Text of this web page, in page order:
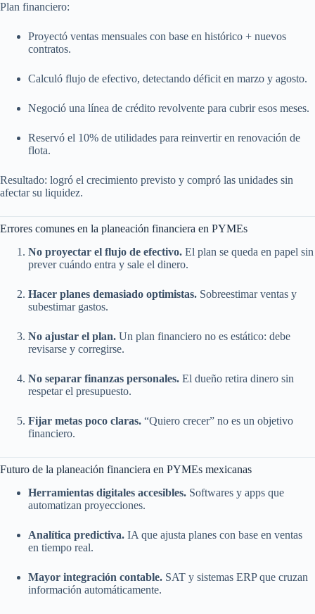
Plan financiero:
Proyectó ventas mensuales con base en histórico + nuevos
contratos.
Calculó flujo de efectivo, detectando déficit en marzo y agosto.
Negoció una línea de crédito revolvente para cubrir esos meses.
Reservó el 10% de utilidades para reinvertir en renovación de
flota.
Resultado: logró el crecimiento previsto y compró las unidades sin
afectar su liquidez.
Errores comunes en la planeación financiera en PYMEs
No proyectar el flujo de efectivo. El plan se queda en papel sin
prever cuándo entra y sale el dinero.
Hacer planes demasiado optimistas. Sobreestimar ventas y
subestimar gastos.
No ajustar el plan. Un plan financiero no es estático: debe
revisarse y corregirse.
No separar finanzas personales. El dueño retira dinero sin
respetar el presupuesto.
Fijar metas poco claras. “Quiero crecer” no es un objetivo
financiero.
Futuro de la planeación financiera en PYMEs mexicanas
Herramientas digitales accesibles. Softwares y apps que
automatizan proyecciones.
Analítica predictiva. IA que ajusta planes con base en ventas
en tiempo real.
Mayor integración contable. SAT y sistemas ERP que cruzan
información automáticamente.